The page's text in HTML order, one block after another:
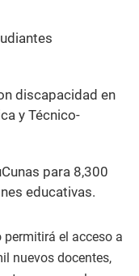
discapacidad en
y Técnico-
para 8,300
educativas.
permitirá el acceso a
nuevos docentes,